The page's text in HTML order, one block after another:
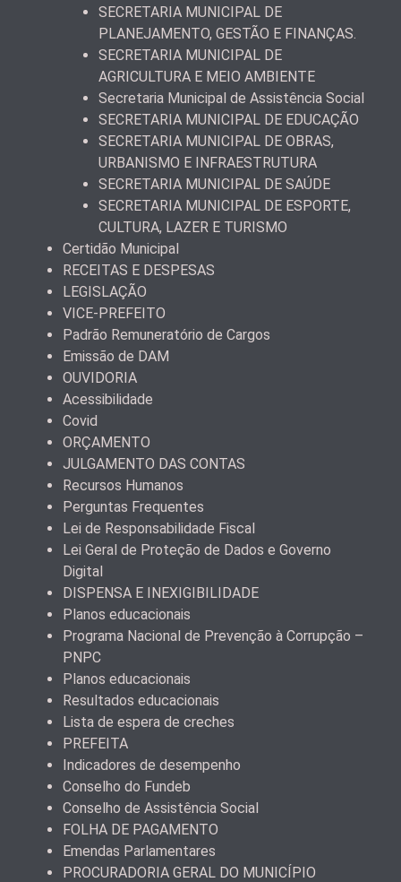
SECRETARIA MUNICIPAL DE
PLANEJAMENTO, GESTÃO E FINANÇAS.
SECRETARIA MUNICIPAL DE
AGRICULTURA E MEIO AMBIENTE
Secretaria Municipal de Assistência Social
SECRETARIA MUNICIPAL DE EDUCAÇÃO
SECRETARIA MUNICIPAL DE OBRAS,
URBANISMO E INFRAESTRUTURA
SECRETARIA MUNICIPAL DE SAÚDE
SECRETARIA MUNICIPAL DE ESPORTE,
CULTURA, LAZER E TURISMO
Certidão Municipal
RECEITAS E DESPESAS
LEGISLAÇÃO
VICE-PREFEITO
Padrão Remuneratório de Cargos
Emissão de DAM
OUVIDORIA
Acessibilidade
Covid
ORÇAMENTO
JULGAMENTO DAS CONTAS
Recursos Humanos
Perguntas Frequentes
Lei de Responsabilidade Fiscal
Lei Geral de Proteção de Dados e Governo
Digital
DISPENSA E INEXIGIBILIDADE
Planos educacionais
Programa Nacional de Prevenção à Corrupção –
PNPC
Planos educacionais
Resultados educacionais
Lista de espera de creches
PREFEITA
Indicadores de desempenho
Conselho do Fundeb
Conselho de Assistência Social
FOLHA DE PAGAMENTO
Emendas Parlamentares
PROCURADORIA GERAL DO MUNICÍPIO